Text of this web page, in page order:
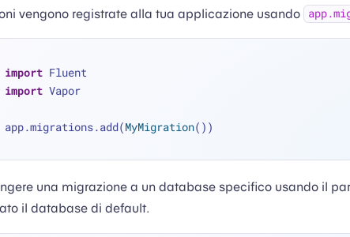
vengono registrate alla tua applicazione usando
import Fluent
import Vapor
app.migrations.add(MyMigration())
una migrazione a un database specifico usando il
il database di default.